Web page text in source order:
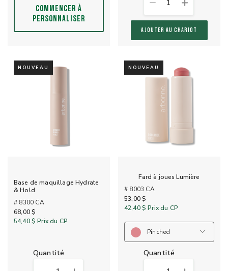
COMMENCER À
PERSONNALISER
1
AJOUTER AU CHARIOT
NOUVEAU
Base de maquillage Hydrate
& Hold
# 8300 CA
68,00 $
54,40 $ Prix du CP
quantité
NOUVEAU
Fard à joues Lumière
# 8003 CA
53,00 $
42,40 $ Prix du CP
Pinched
quantité